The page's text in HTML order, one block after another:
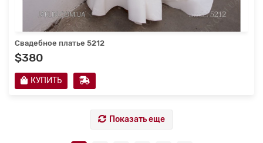
Свадебное платье 5212
$380
КУПИТЬ
Показать еще